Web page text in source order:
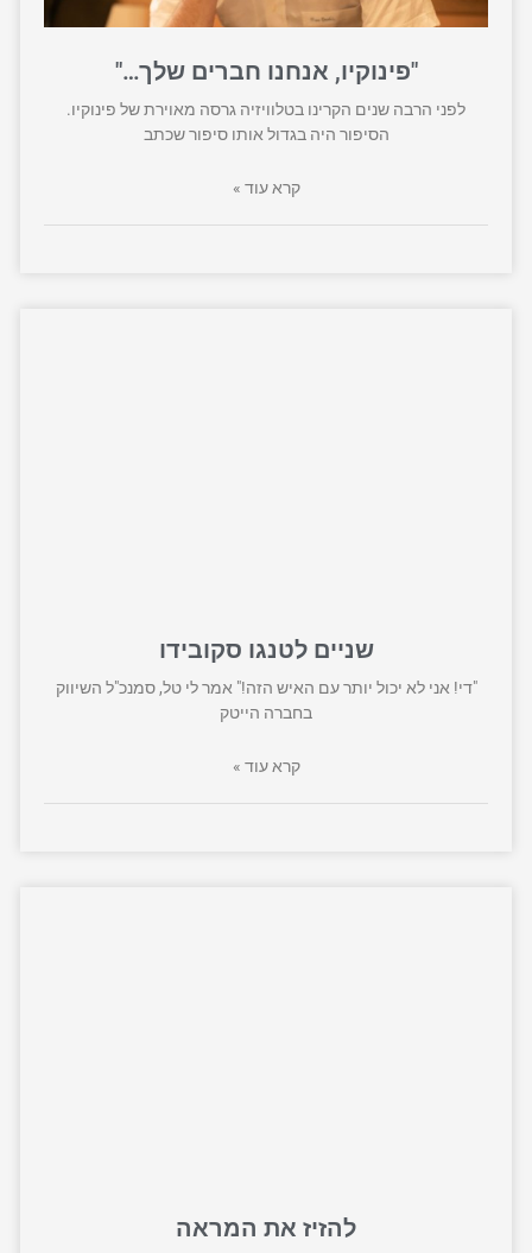
"פינוקיו, אנחנו חברים שלך…"
לפני הרבה שנים הקרינו בטלוויזיה גרסה מאוירת של פינוקיו.
הסיפור היה בגדול אותו סיפור שכתב
קרא עוד »
שניים לטנגו סקובידו
"די! אני לא יכול יותר עם האיש הזה!" אמר לי טל, סמנכ"ל השיווק
בחברה הייטק
קרא עוד »
להזיז את המראה